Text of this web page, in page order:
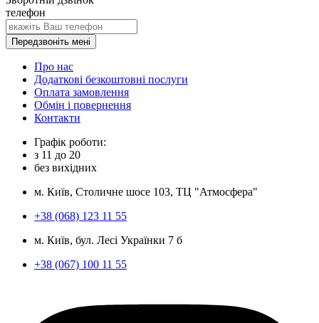
телефон
Передзвоніть мені
Про нас
Додаткові безкоштовні послуги
Оплата замовлення
Обмін і повернення
Контакти
Графік роботи:
з 11 до 20
без вихідних
м. Київ, Столичне шосе 103, ТЦ "Атмосфера"
+38 (068) 123 11 55
м. Київ, бул. Лесі Українки 7 б
+38 (067) 100 11 55